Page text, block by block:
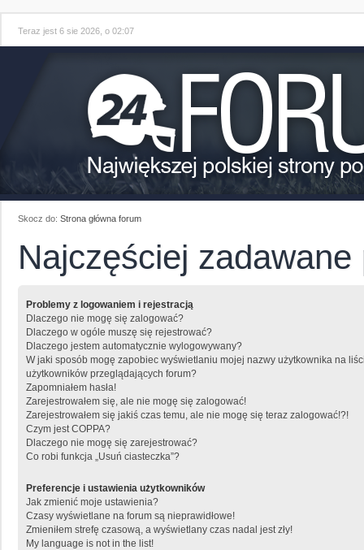
Teraz jest 6 sie 2026, o 02:07
Skocz do: Strona główna forum
Najczęściej zadawane
Problemy z logowaniem i rejestracją
Dlaczego nie mogę się zalogować?
Dlaczego w ogóle muszę się rejestrować?
Dlaczego jestem automatycznie wylogowywany?
W jaki sposób mogę zapobiec wyświetlaniu mojej nazwy użytkownika na
użytkowników przeglądających forum?
Zapomniałem hasła!
Zarejestrowałem się, ale nie mogę się zalogować!
Zarejestrowałem się jakiś czas temu, ale nie mogę się teraz zalogować!?!
Czym jest COPPA?
Dlaczego nie mogę się zarejestrować?
Co robi funkcja „Usuń ciasteczka”?
Preferencje i ustawienia użytkowników
Jak zmienić moje ustawienia?
Czasy wyświetlane na forum są nieprawidłowe!
Zmieniłem strefę czasową, a wyświetlany czas nadal jest zły!
My language is not in the list!